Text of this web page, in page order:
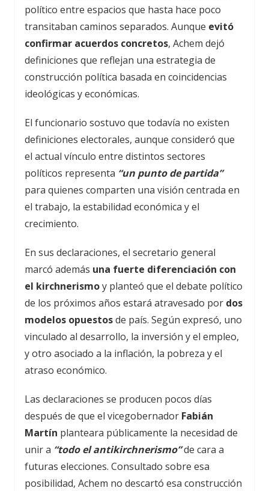
político entre espacios que hasta hace poco
transitaban caminos separados. Aunque evitó
confirmar acuerdos concretos, Achem dejó
definiciones que reflejan una estrategia de
construcción política basada en coincidencias
ideológicas y económicas.
El funcionario sostuvo que todavía no existen
definiciones electorales, aunque consideró que
el actual vínculo entre distintos sectores
políticos representa “un punto de partida”
para quienes comparten una visión centrada en
el trabajo, la estabilidad económica y el
crecimiento.
En sus declaraciones, el secretario general
marcó además una fuerte diferenciación con
el kirchnerismoy planteó que el debate político
de los próximos años estará atravesado por dos
modelos opuestosde país. Según expresó, uno
vinculado al desarrollo, la inversión y el empleo,
y otro asociado a la inflación, la pobreza y el
atraso económico.
Las declaraciones se producen pocos días
después de que el vicegobernador Fabián
Martín planteara públicamente la necesidad de
unir a “todo el antikirchnerismo”de cara a
futuras elecciones. Consultado sobre esa
posibilidad, Achem no descartó esa construcción